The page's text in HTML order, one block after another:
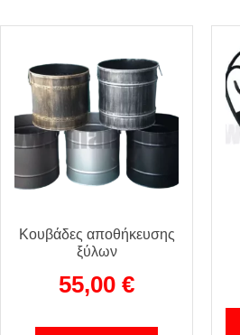
Κουβάδες αποθήκευσης
ξύλων
55,00 €